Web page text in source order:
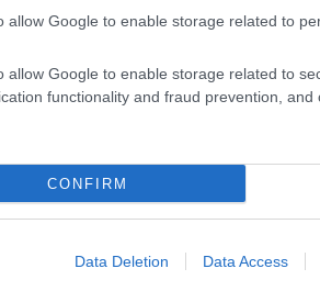
allow Google to enable storage related to
allow Google to enable storage related to
functionality and fraud prevention, and
CONFIRM
Data Deletion Data Access
ευλογιά των πιθήκων:
να εμβολιαστούν
να κάνουν το εμβόλιο -